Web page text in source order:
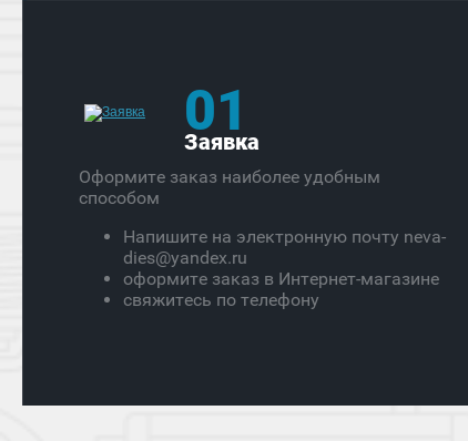
01
Заявка
Оформите заказ наиболее удобным
способом
Напишите на электронную почту neva-
dies@yandex.ru
оформите заказ в Интернет-магазине
свяжитесь по телефону